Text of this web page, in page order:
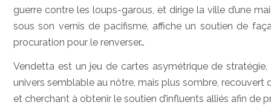
guerre contre les loups-garous, et dirige la ville d’une
sous son vernis de pacifisme, affiche un soutien de
procuration pour le renverser…
Vendetta est un jeu de cartes asymétrique de
univers semblable au nôtre, mais plus sombre, recouvert
et cherchant à obtenir le soutien d’influents alliés afin de